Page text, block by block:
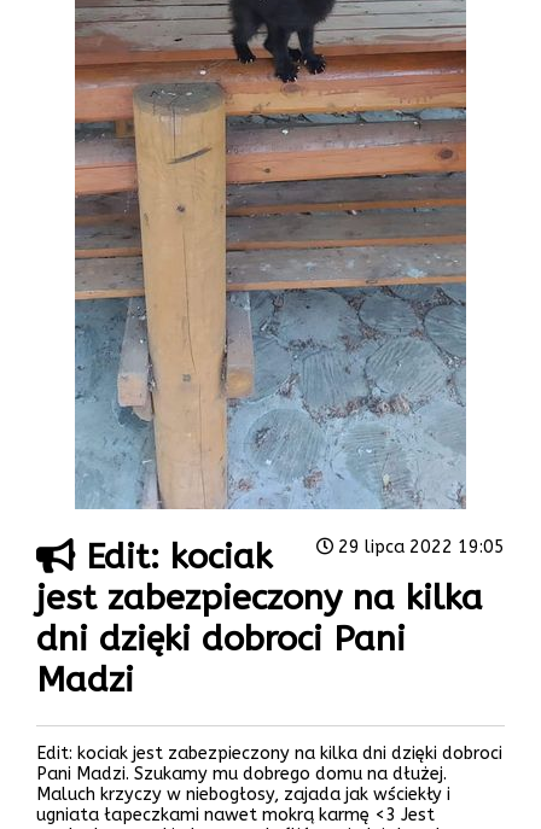
29 lipca 2022 19:05
Edit: kociak
jest zabezpieczony na kilka
dni dzięki dobroci Pani
Madzi
Edit: kociak jest zabezpieczony na kilka dni dzięki dobroci
Pani Madzi. Szukamy mu dobrego domu na dłużej.
Maluch krzyczy w niebogłosy, zajada jak wściekły i
ugniata łapeczkami nawet mokrą karmę <3 Jest